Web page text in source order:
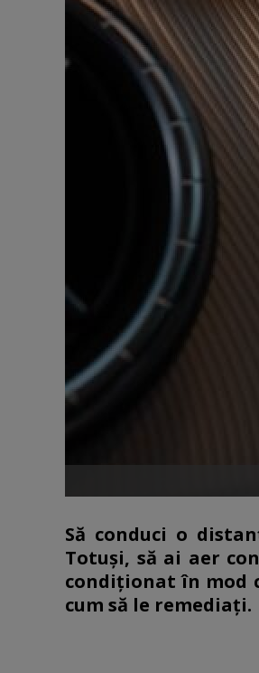
Să conduci o
Totuși, să ai aer
condiționat în mod
cum să le remediați.